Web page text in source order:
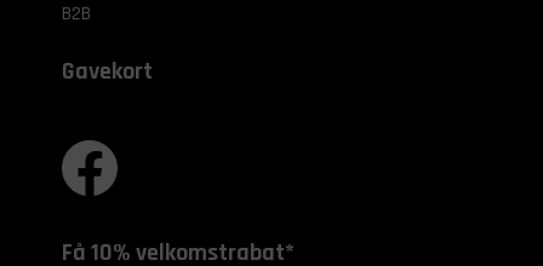
B2B
Gavekort
Få 10% velkomstrabat*